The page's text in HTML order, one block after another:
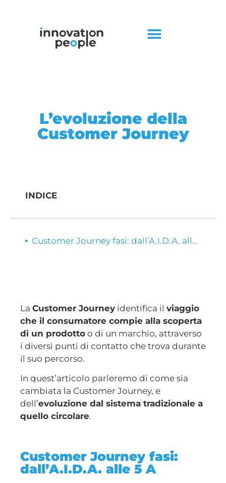
L’evoluzione della
Customer Journey
INDICE
Customer Journey fasi: dall’A.I.D.A. alle 5 A
La Customer Journey identifica il viaggio
che il consumatore compie alla scoperta
di un prodotto o di un marchio, attraverso
i diversi punti di contatto che trova durante
il suo percorso.
In quest’articolo parleremo di come sia
cambiata la Customer Journey, e
dell’evoluzione dal sistema tradizionale a
quello circolare.
Customer Journey fasi:
dall’A.I.D.A. alle 5 A